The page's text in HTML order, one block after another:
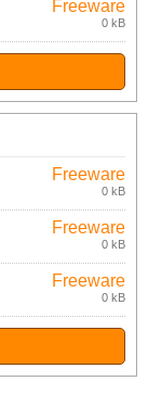
Freeware
0 kB
Freeware
0 kB
Freeware
0 kB
Freeware
0 kB